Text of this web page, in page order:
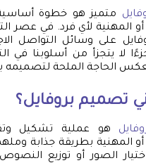
متميز هو خطوة
المهنية لأي فرد. في عصر
على وسائل التواصل
لا يتجزأ من أسلوبنا في
الحاجة الملحة لتصميمه
تصميم بروفايل؟
هو عملية تشكيل
المهنية بطريقة جذابة
الصور أو توزيع